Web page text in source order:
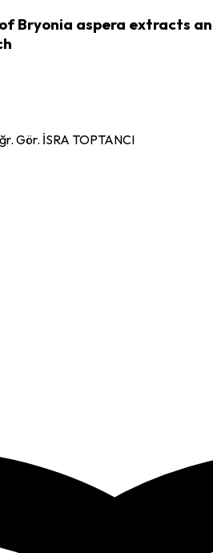
aspera extracts
Gör. İSRA TOPTANCI